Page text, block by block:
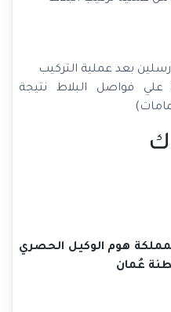
بعد عملية التركيب
علي فواصل البلاط نتيجة
هوم الوكيل الحصري
عُمان